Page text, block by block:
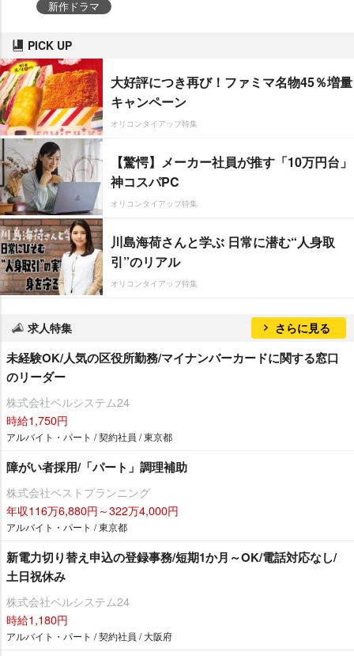
新作ドラマ
PICK UP
大好評につき再び！ファミマ名物45％増量
キャンペーン
オリコンタイアップ特集
【驚愕】メーカー社員が推す「10万円台」
神コスパPC
オリコンタイアップ特集
川島海荷さんと学ぶ 日常に潜む“人身取
引”のリアル
オリコンタイアップ特集
求人特集 さらに見る
未経験OK/人気の区役所勤務/マイナンバーカードに関する窓口
のリーダー
株式会社ベルシステム24
時給1,750円
アルバイト・パート / 契約社員 / 東京都
障がい者採用/「パート」調理補助
株式会社ベストプランニング
年収116万6,880円～322万4,000円
アルバイト・パート / 東京都
新電力切り替え申込の登録事務/短期1か月～OK/電話対応なし/
土日祝休み
株式会社ベルシステム24
時給1,180円
アルバイト・パート / 契約社員 / 大阪府